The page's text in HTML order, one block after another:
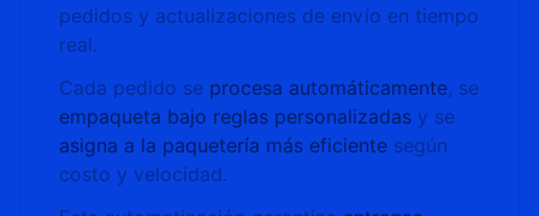
pedidos y actualizaciones de envío en tiempo
real.
Cada pedido se procesa automáticamente, se
empaqueta bajo reglas personalizadas y se
asigna a la paquetería más eficiente según
costo y velocidad.